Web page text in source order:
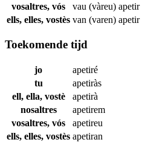
vosaltres, vós
vau (vàreu) apetir
ells, elles, vostès van (varen) apetir
Toekomende tijd
jo
apetiré
tu
apetiràs
ell, ella, vostè
apetirà
nosaltres
apetirem
vosaltres, vós
apetireu
ells, elles, vostès apetiran